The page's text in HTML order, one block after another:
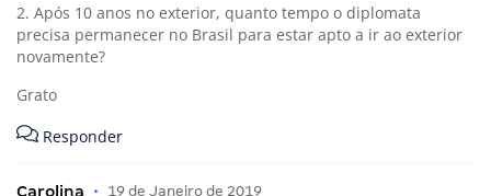
2. Após 10 anos no exterior, quanto tempo o diplomata
precisa permanecer no Brasil para estar apto a ir ao exterior
novamente?
Grato
Responder
Carolina • 19 de Janeiro de 2019